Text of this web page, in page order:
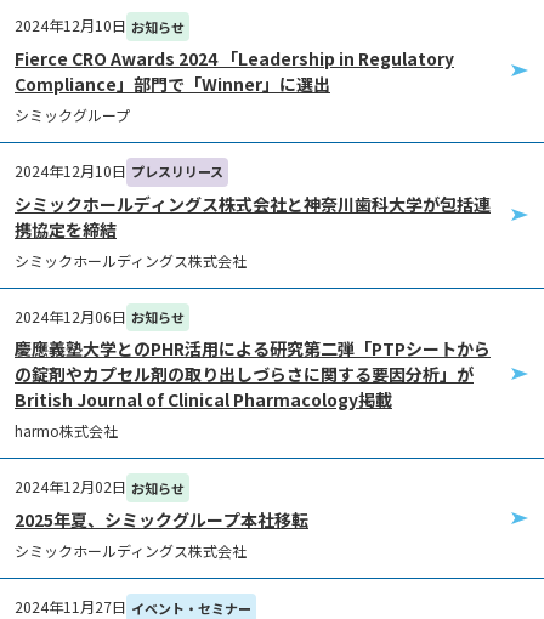
2024年12月10日 お知らせ
Fierce CRO Awards 2024 「Leadership in Regulatory
Compliance」部門で「Winner」に選出
シミックグループ
2024年12月10日 プレスリリース
シミックホールディングス株式会社と神奈川歯科大学が包括連
携協定を締結
シミックホールディングス株式会社
2024年12月06日 お知らせ
慶應義塾大学とのPHR活用による研究第二弾「PTPシートから
の錠剤やカプセル剤の取り出しづらさに関する要因分析」が
British Journal of Clinical Pharmacology掲載
harmo株式会社
2024年12月02日 お知らせ
2025年夏、シミックグループ本社移転
シミックホールディングス株式会社
2024年11月27日 イベント・セミナー